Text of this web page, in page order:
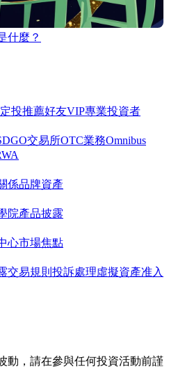
什麼？
定投推薦好友VIP專業投資者
交易所OTC業務Omnibus
係品牌資產
院產品披露
心市場焦點
交易規則 投訴處理虛擬資產准入
動，請在參與任何投資活動前謹